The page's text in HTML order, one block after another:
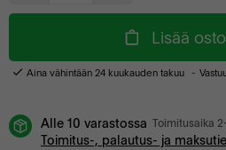
Lisää
Aina vähintään 24 kuukauden takuu
Alle 10 varastossa Toimitusaika
Toimitus-, palautus- ja